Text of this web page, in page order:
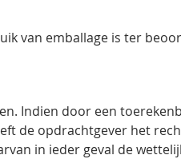
van emballage is ter
Indien door een
de opdrachtgever het
in ieder geval de